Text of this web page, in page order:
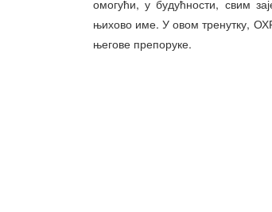
омогући, у будућности, свим
њихово име. У овом тренутку,
његове препоруке.